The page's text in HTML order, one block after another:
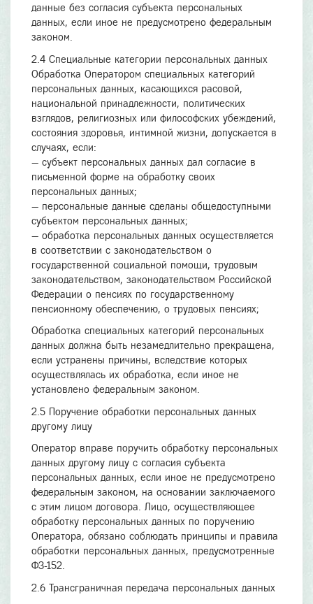
данные без согласия субъекта персональных
данных, если иное не предусмотрено федеральным
законом.
2.4 Специальные категории персональных данных
Обработка Оператором специальных категорий
персональных данных, касающихся расовой,
национальной принадлежности, политических
взглядов, религиозных или философских убеждений,
состояния здоровья, интимной жизни, допускается в
случаях, если:
— субъект персональных данных дал согласие в
письменной форме на обработку своих
персональных данных;
— персональные данные сделаны общедоступными
субъектом персональных данных;
— обработка персональных данных осуществляется
в соответствии с законодательством о
государственной социальной помощи, трудовым
законодательством, законодательством Российской
Федерации о пенсиях по государственному
пенсионному обеспечению, о трудовых пенсиях;
Обработка специальных категорий персональных
данных должна быть незамедлительно прекращена,
если устранены причины, вследствие которых
осуществлялась их обработка, если иное не
установлено федеральным законом.
2.5 Поручение обработки персональных данных
другому лицу
Оператор вправе поручить обработку персональных
данных другому лицу с согласия субъекта
персональных данных, если иное не предусмотрено
федеральным законом, на основании заключаемого
с этим лицом договора. Лицо, осуществляющее
обработку персональных данных по поручению
Оператора, обязано соблюдать принципы и правила
обработки персональных данных, предусмотренные
ФЗ-152.
2.6 Трансграничная передача персональных данных